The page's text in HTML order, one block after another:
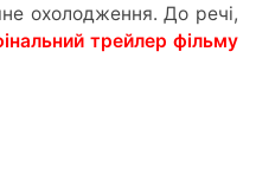
охолодження. До речі,
трейлер фільму